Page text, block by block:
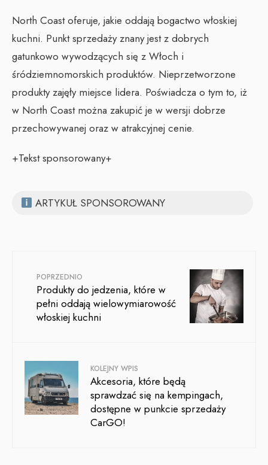
North Coast oferuje, jakie oddają bogactwo włoskiej
kuchni. Punkt sprzedaży znany jest z dobrych
gatunkowo wywodzących się z Włoch i
śródziemnomorskich produktów. Nieprzetworzone
produkty zajęły miejsce lidera. Poświadcza o tym to, iż
w North Coast można zakupić je w wersji dobrze
przechowywanej oraz w atrakcyjnej cenie.
+Tekst sponsorowany+
ARTYKUŁ SPONSOROWANY
POPRZEDNIO
Produkty do jedzenia, które w
pełni oddają wielowymiarowość
włoskiej kuchni
KOLEJNY WPIS
Akcesoria, które będą
sprawdzać się na kempingach,
dostępne w punkcie sprzedaży
CarGO!